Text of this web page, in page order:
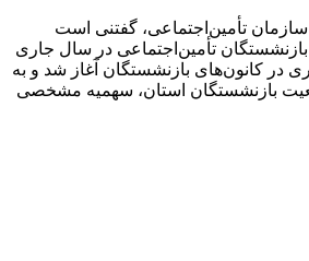
تأمین‌اجتماعی، گفتنی است
بازنشستگان تأمین‌اجتماعی در سال جاری
در کانون‌های بازنشستگان آغاز شد و به
بازنشستگان استان، سهمیه مشخصی